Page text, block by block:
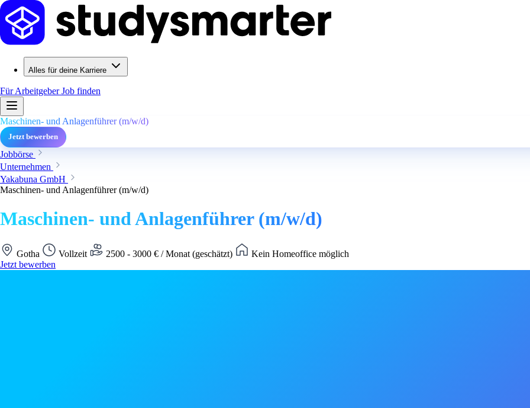
Alles für deine Karriere
Für ArbeitgeberJob finden
Maschinen- und Anlagenführer (m/w/d)
Jetzt bewerben
Jobbörse
Unternehmen
Yakabuna GmbH
Maschinen- und Anlagenführer (m/w/d)
Maschinen- und Anlagenführer (m/w/d)
Gotha Vollzeit 2500 - 3000 € / Monat (geschätzt)
Kein Homeoffice möglich
Jetzt bewerben